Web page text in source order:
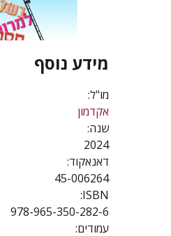
מידע נוסף
מו"ל:
אקדמון
שנה:
2024
דאנאקוד:
45-006264
ISBN:
978-965-350-282-6
עמודים: